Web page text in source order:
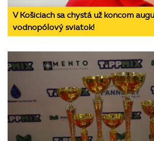
V Košiciach sa chystá už koncom
vodnopólový sviatok!